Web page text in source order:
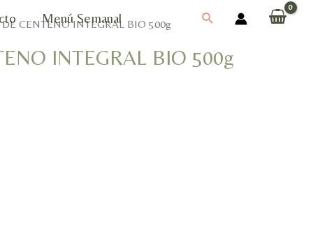
Menú Semanal Buscar
CENTENO INTEGRAL BIO 500g
INTEGRAL BIO 500g